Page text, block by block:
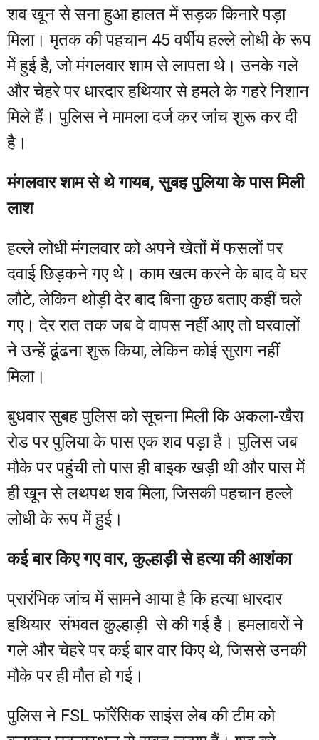
शव खून से सना हुआ हालत में सड़क किनारे पड़ा
मिला। मृतक की पहचान 45 वर्षीय हल्ले लोधी के रूप
में हुई है, जो मंगलवार शाम से लापता थे। उनके गले
और चेहरे पर धारदार हथियार से हमले के गहरे निशान
मिले हैं। पुलिस ने मामला दर्ज कर जांच शुरू कर दी
है।
मंगलवार शाम से थे गायब, सुबह पुलिया के पास मिली
लाश
हल्ले लोधी मंगलवार को अपने खेतों में फसलों पर
दवाई छिड़कने गए थे। काम खत्म करने के बाद वे घर
लौटे, लेकिन थोड़ी देर बाद बिना कुछ बताए कहीं चले
गए। देर रात तक जब वे वापस नहीं आए तो घरवालों
ने उन्हें ढूंढना शुरू किया, लेकिन कोई सुराग नहीं
मिला।
बुधवार सुबह पुलिस को सूचना मिली कि अकला-खैरा
रोड पर पुलिया के पास एक शव पड़ा है। पुलिस जब
मौके पर पहुंची तो पास ही बाइक खड़ी थी और पास में
ही खून से लथपथ शव मिला, जिसकी पहचान हल्ले
लोधी के रूप में हुई।
कई बार किए गए वार, कुल्हाड़ी से हत्या की आशंका
प्रारंभिक जांच में सामने आया है कि हत्या धारदार
हथियार संभवत कुल्हाड़ी से की गई है। हमलावरों ने
गले और चेहरे पर कई बार वार किए थे, जिससे उनकी
मौके पर ही मौत हो गई।
पुलिस ने FSL फॉरेंसिक साइंस लेब की टीम को